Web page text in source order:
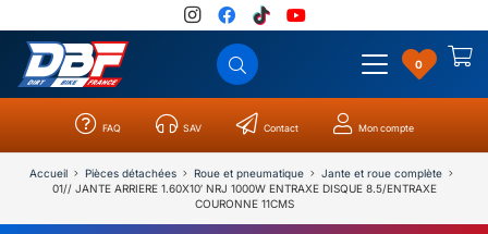
0
FAQ SAV Contact Mon compte
Accueil Pièces détachées Roue et pneumatique
Jante et roue complète
01// JANTE ARRIERE 1.60X10′ NRJ 1000W ENTRAXE DISQUE 8.5/ENTRAXE
COURONNE 11CMS
Catégories Résultats